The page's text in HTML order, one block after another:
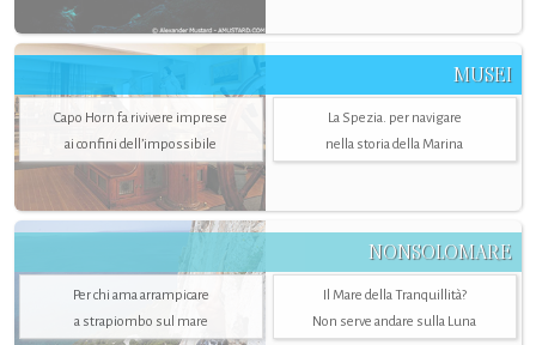
MUSEI
Capo Horn fa rivivere imprese
ai confini dell’impossibile
La Spezia. per navigare
nella storia della Marina
NONSOLOMARE
Per chi ama arrampicare
a strapiombo sul mare
Il Mare della Tranquillità?
Non serve andare sulla Luna